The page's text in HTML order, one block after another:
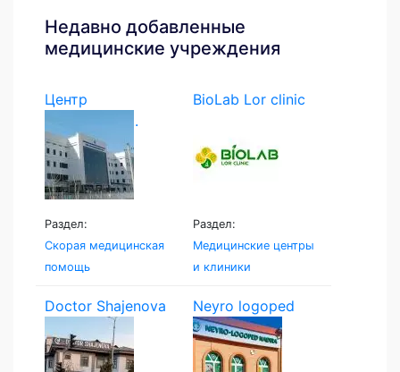
Недавно добавленные
медицинские учреждения
Центр
экстренной...
Раздел:
Скорая медицинская
помощь
BioLab Lor clinic
Раздел:
Медицинские центры
и клиники
Doctor Shajenova Neyro logoped